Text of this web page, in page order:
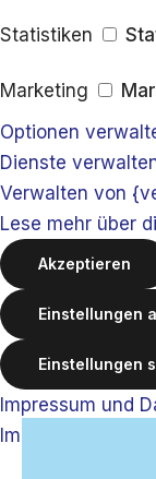
Statistiken
Marketing
Optionen
Dienste
Verwalten von
Lese mehr über
Akzeptieren
Einstellungen
Einstellungen
Impressum und
Impressum und